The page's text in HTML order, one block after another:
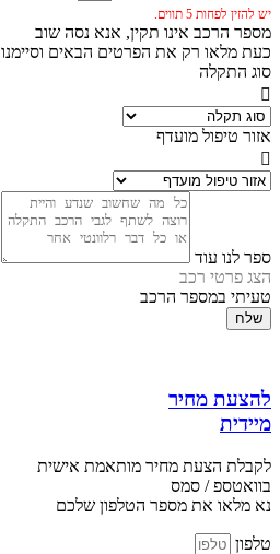
יש להזין לפחות 5 תווים.
מספר הרכב אינו תקין, אנא נסה שוב
כעת מלאו רק את הפרטים הבאים וסיימנו
סוג התקלה
אזור טיפול מועדף
ספר לנו עוד
הצג פרטי רכב
טעיתי במספר הרכב
שלח
להצעת מחיר
מיידית
לקבלת הצעת מחיר מותאמת אישית
בוואטספ / סמס
נא מלאו את מספר הטלפון שלכם
טלפון